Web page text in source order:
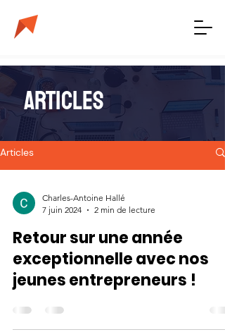
Articles
Charles-Antoine Hallé
7 juin 2024
2 min de lecture
Retour sur une année
exceptionnelle avec nos
jeunes entrepreneurs !
ARTICLES